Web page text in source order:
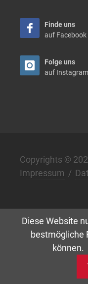
Finde uns
auf Facebook
Folge uns
auf Instagram
Copyrights ©
Impressum /
Digital.
Diese Website
bestmögliche
können.